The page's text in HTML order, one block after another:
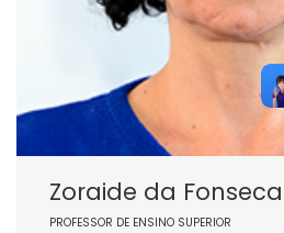
Zoraide da
PROFESSOR DE ENSINO SUPERIOR